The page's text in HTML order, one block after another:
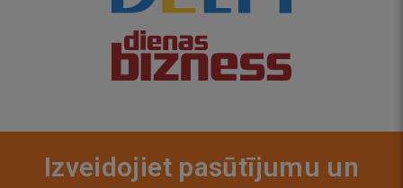
Izveidojiet pasūtījumu un